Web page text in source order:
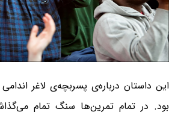
این داستان درباره‌ی پسربچه‌ی لاغر
بود. در تمام تمرین‌ها سنگ تمام